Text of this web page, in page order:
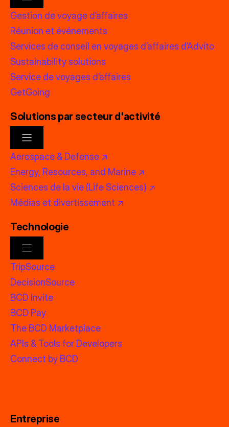
Gestion de voyage d’affaires
Réunion et événements
Services de conseil en voyages d’affaires d’Advito
Sustainability solutions
Service de voyages d’affaires
GetGoing
Solutions par secteur d'activité
Aerospace & Defense ↗
Energy, Resources, and Marine ↗
Sciences de la vie (Life Sciences) ↗
Médias et divertissement ↗
Technologie
TripSource
DecisionSource
BCD Invite
BCD Pay
The BCD Marketplace
APIs & Tools for Developers
Connect by BCD
Entreprise